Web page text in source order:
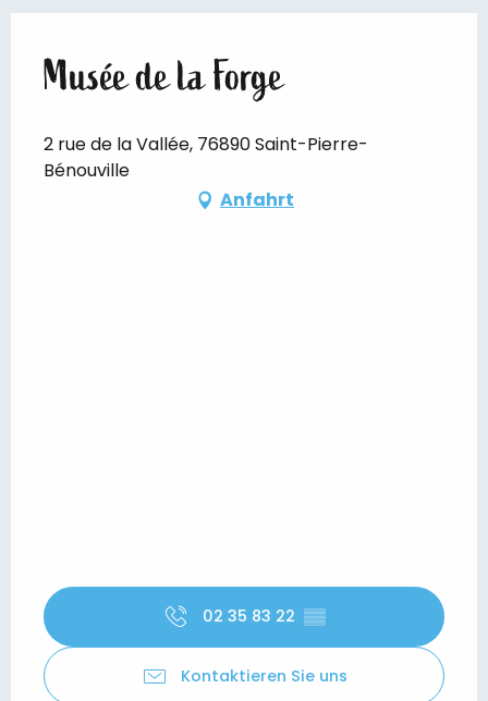
Musée de la Forge
2 rue de la Vallée, 76890 Saint-Pierre-
Bénouville
Anfahrt
02 35 83 22 ▒▒
Kontaktieren Sie uns